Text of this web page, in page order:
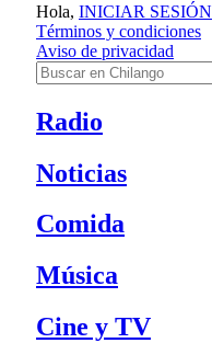
Hola, INICIAR SESIÓN
Términos y condiciones
Aviso de privacidad
Radio
Noticias
Comida
Música
Cine y TV